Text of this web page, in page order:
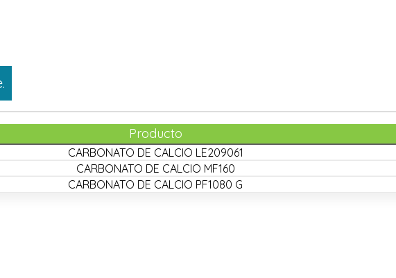
Producto
CARBONATO DE CALCIO LE209061
CARBONATO DE CALCIO MF160
CARBONATO DE CALCIO PF1080 G